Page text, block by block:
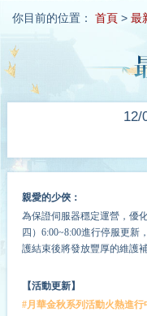
你目前的位置： 首頁> 最
12/
親愛的少俠：
為保證伺服器穩定運營，優
四）6:00~8:00進行停服更新
護結束後將發放豐厚的維護
【活動更新】
#月華金秋系列活動火熱進行